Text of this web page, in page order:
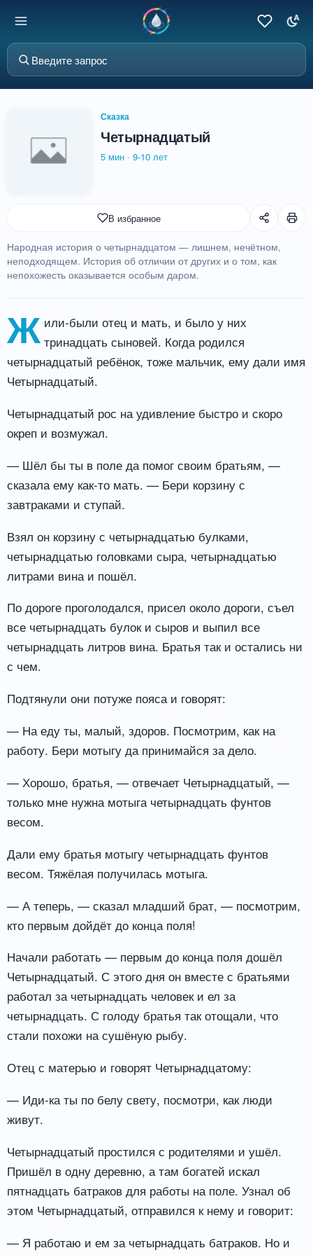
Сказка
Четырнадцатый
5 мин · 9-10 лет
Народная история о четырнадцатом — лишнем, нечётном,
неподходящем. История об отличии от других и о том, как
непохожесть оказывается особым даром.
В избранное
Ж или-были отец и мать, и было у них
тринадцать сыновей. Когда родился
четырнадцатый ребёнок, тоже мальчик, ему дали имя
Четырнадцатый.
Четырнадцатый рос на удивление быстро и скоро
окреп и возмужал.
— Шёл бы ты в поле да помог своим братьям, —
сказала ему как-то мать. — Бери корзину с
завтраками и ступай.
Взял он корзину с четырнадцатью булками,
четырнадцатью головками сыра, четырнадцатью
литрами вина и пошёл.
По дороге проголодался, присел около дороги, съел
все четырнадцать булок и сыров и выпил все
четырнадцать литров вина. Братья так и остались ни
с чем.
Подтянули они потуже пояса и говорят:
— На еду ты, малый, здоров. Посмотрим, как на
работу. Бери мотыгу да принимайся за дело.
— Хорошо, братья, — отвечает Четырнадцатый, —
только мне нужна мотыга четырнадцать фунтов
весом.
Дали ему братья мотыгу четырнадцать фунтов
весом. Тяжёлая получилась мотыга.
— А теперь, — сказал младший брат, — посмотрим,
кто первым дойдёт до конца поля!
Начали работать — первым до конца поля дошёл
Четырнадцатый. С этого дня он вместе с братьями
работал за четырнадцать человек и ел за
четырнадцать. С голоду братья так отощали, что
стали похожи на сушёную рыбу.
Отец с матерью и говорят Четырнадцатому:
— Иди-ка ты по белу свету, посмотри, как люди
живут.
Четырнадцатый простился с родителями и ушёл.
Пришёл в одну деревню, а там богатей искал
пятнадцать батраков для работы на поле. Узнал об
этом Четырнадцатый, отправился к нему и говорит:
— Я работаю и ем за четырнадцать батраков. Но и